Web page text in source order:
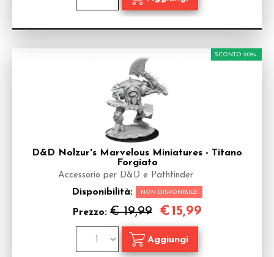
D&D Nolzur's Marvelous Miniatures - Titano
Forgiato
Accessorio per D&D e Pathfinder
Disponibilità: NON DISPONIBILE
Prezzo: € 19,99
SCONTO 20%
€15,99